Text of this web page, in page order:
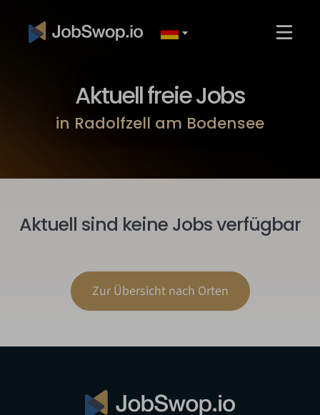
Aktuell freie Jobs
in Radolfzell am Bodensee
Aktuell sind keine Jobs verfügbar
Zur Übersicht nach Orten